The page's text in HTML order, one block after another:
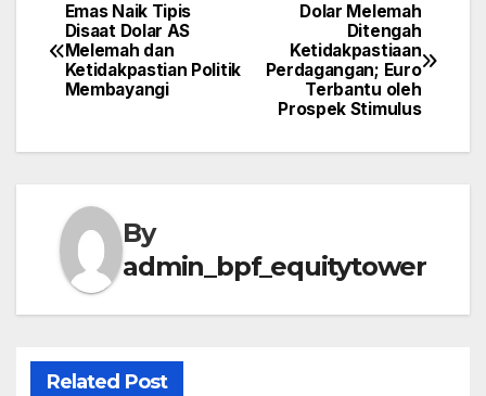
Post
navigation
Dolar Melemah
Ditengah
Ketidakpastiaan
Perdagangan; Euro
Terbantu oleh
Prospek Stimulus
Emas Naik Tipis
Disaat Dolar AS
Melemah dan
Ketidakpastian Politik
Membayangi
By
admin_bpf_equitytower
Related Post